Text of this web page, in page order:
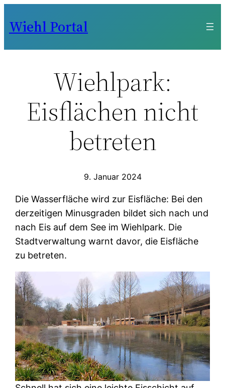
Inhalt
Wiehl Portal
Wiehlpark:
Eisflächen nicht
betreten
9. Januar 2024
Die Wasserfläche wird zur Eisfläche: Bei den
derzeitigen Minusgraden bildet sich nach und
nach Eis auf dem See im Wiehlpark. Die
Stadtverwaltung warnt davor, die Eisfläche
zu betreten.